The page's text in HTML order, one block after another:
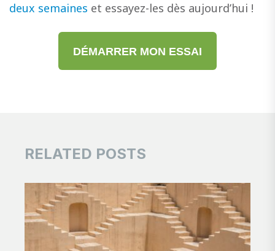
deux semaines et essayez-les dès aujourd’hui !
DÉMARRER MON ESSAI
RELATED POSTS